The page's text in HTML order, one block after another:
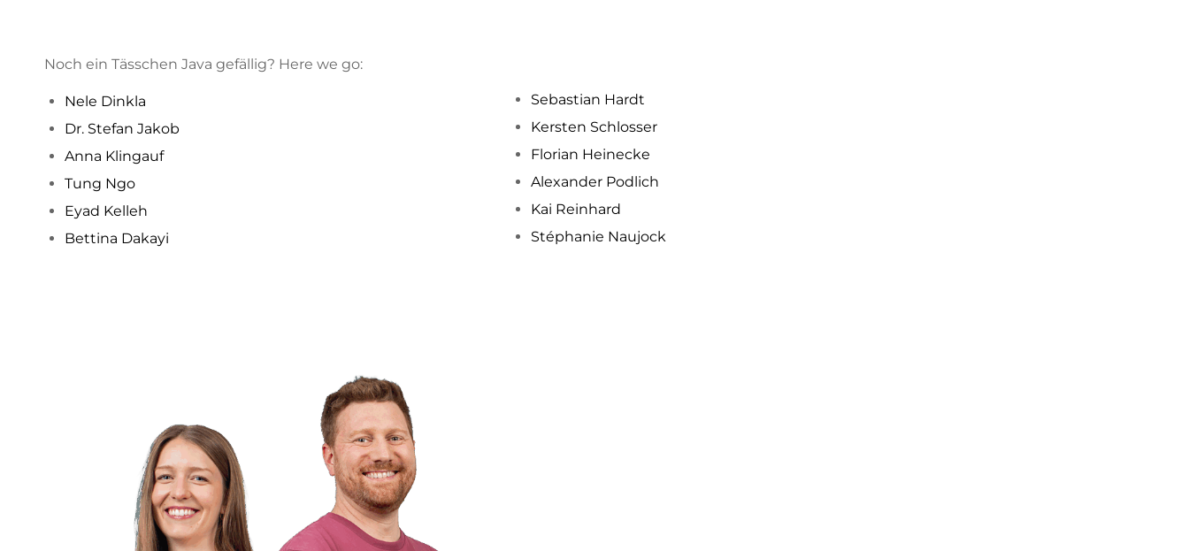
Noch ein Tässchen Java gefällig? Here we go:
Nele Dinkla
Dr. Stefan Jakob
Anna Klingauf
Tung Ngo
Eyad Kelleh
Bettina Dakayi
Sebastian Hardt
Kersten Schlosser
Florian Heinecke
Alexander Podlich
Kai Reinhard
Stéphanie Naujock